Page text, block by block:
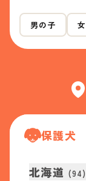
男の子
保護犬
北海道 (94)